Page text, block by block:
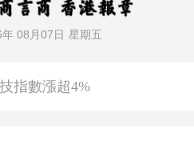
08月07日 星期五
連續兩個月破八千宗 近五年
恒生科技指數漲超4%